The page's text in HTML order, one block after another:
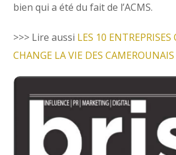
bien qui a été du fait de l’ACMS.
>>> Lire aussi LES 10
CHANGE LA VIE DES CAMEROUNAIS